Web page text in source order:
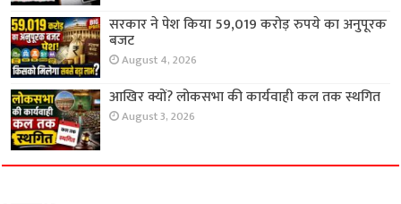
सरकार ने पेश किया 59,019 करोड़ रुपये का अनुपूरक
बजट
August 4, 2026
आखिर क्यों? लोकसभा की कार्यवाही कल तक स्थगित
August 3, 2026